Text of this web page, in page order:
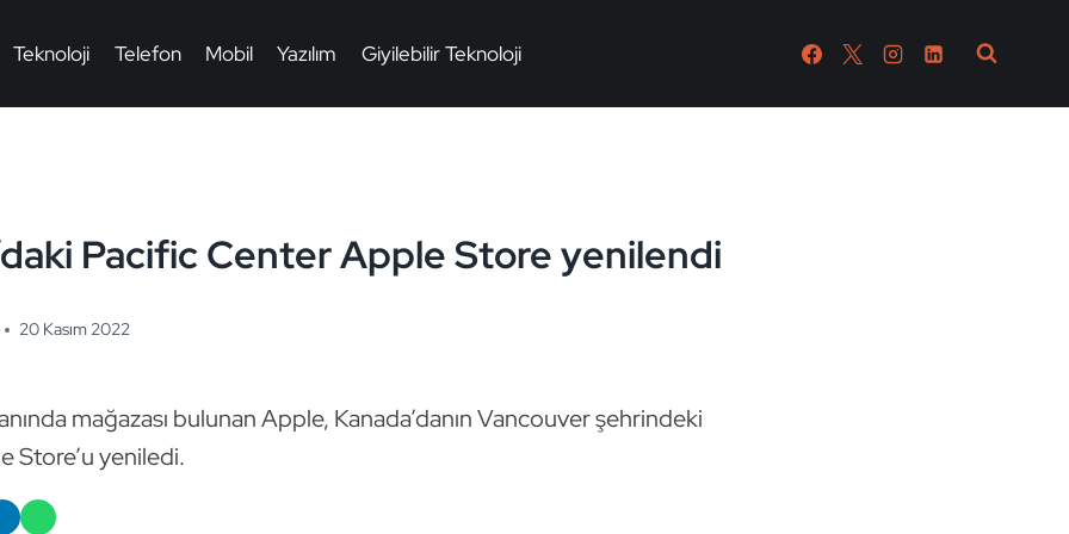
Teknoloji Telefon Mobil Yazılım Giyilebilir Teknoloji
Pacific Center Apple Store yenilendi
20 Kasım 2022
mağazası bulunan Apple, Kanada’danın Vancouver şehrindeki
Store’u yeniledi.